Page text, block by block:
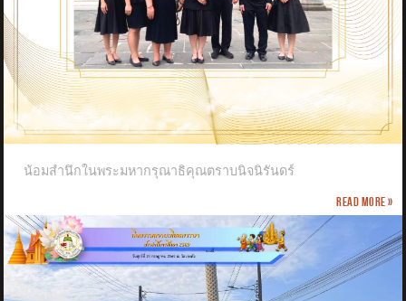
น้อมสำนึกในพระมหากรุณาธิคุณตราบนิจนิรันดร์
Read more »